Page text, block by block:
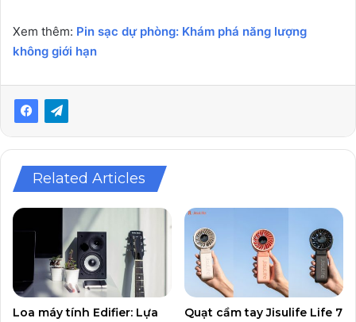
Xem thêm: Pin sạc dự phòng: Khám phá năng lượng
không giới hạn
Related Articles
Loa máy tính Edifier: Lựa
Quạt cầm tay Jisulife Life 7